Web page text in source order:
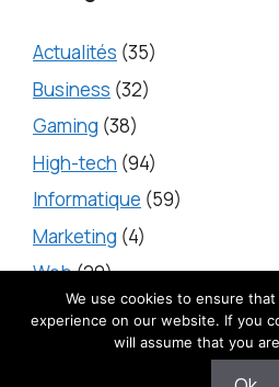
Actualités (35)
Business (32)
Gaming (38)
High-tech (94)
Informatique (59)
Marketing (4)
Web(20)
Mentions légales
We use cookies to ensure
experience on our website. If you
will assume that you